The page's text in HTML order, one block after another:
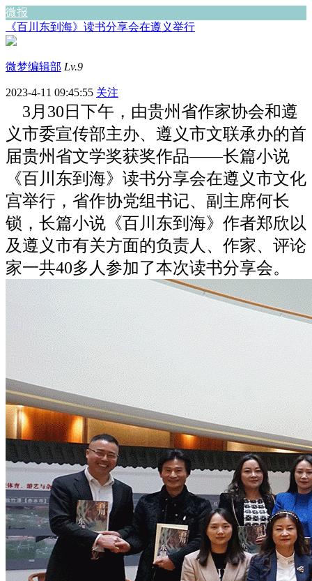
微报
《百川东到海》读书分享会在遵义举行
微梦编辑部 Lv.9
2023-4-11 09:45:55 关注
3月30日下午，由贵州省作家协会和遵
义市委宣传部主办、遵义市文联承办的首
届贵州省文学奖获奖作品——长篇小说
《百川东到海》读书分享会在遵义市文化
宫举行，省作协党组书记、副主席何长
锁，长篇小说《百川东到海》作者郑欣以
及遵义市有关方面的负责人、作家、评论
家一共40多人参加了本次读书分享会。